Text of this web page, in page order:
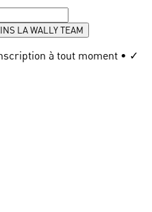
LA WALLY TEAM
à tout moment • ✓